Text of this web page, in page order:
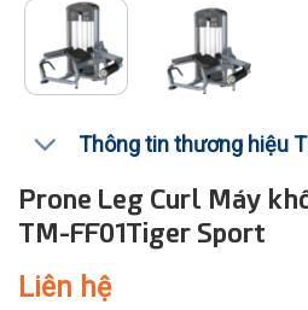
Thông tin thương hiệu
Prone Leg Curl Máy
TM-FF01Tiger Sport
Liên hệ